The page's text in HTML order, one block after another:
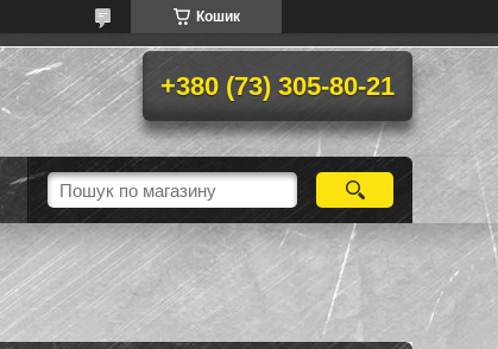
Кошик
+380 (73) 305-80-21